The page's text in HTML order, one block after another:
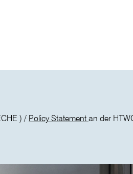
) / Policy Statement an der